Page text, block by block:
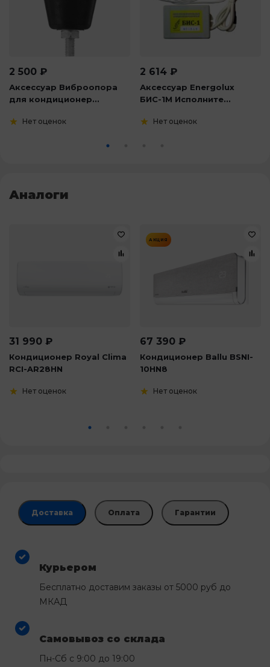
2 500 ₽
Аксессуар Виброопора
для кондиционер...
Нет оценок
2 614 ₽
Аксессуар Energolux
БИС-1М Исполните...
Нет оценок
Аналоги
31 990 ₽
Кондиционер Royal Clima
RCI-AR28HN
Нет оценок
АКЦИЯ
67 390 ₽
Кондиционер Ballu BSNI-
10HN8
Нет оценок
Доставка Оплата Гарантии
Курьером
Бесплатно доставим заказы от 5000 руб до
МКАД
Самовывоз со склада
Пн-Сб с 9:00 до 19:00